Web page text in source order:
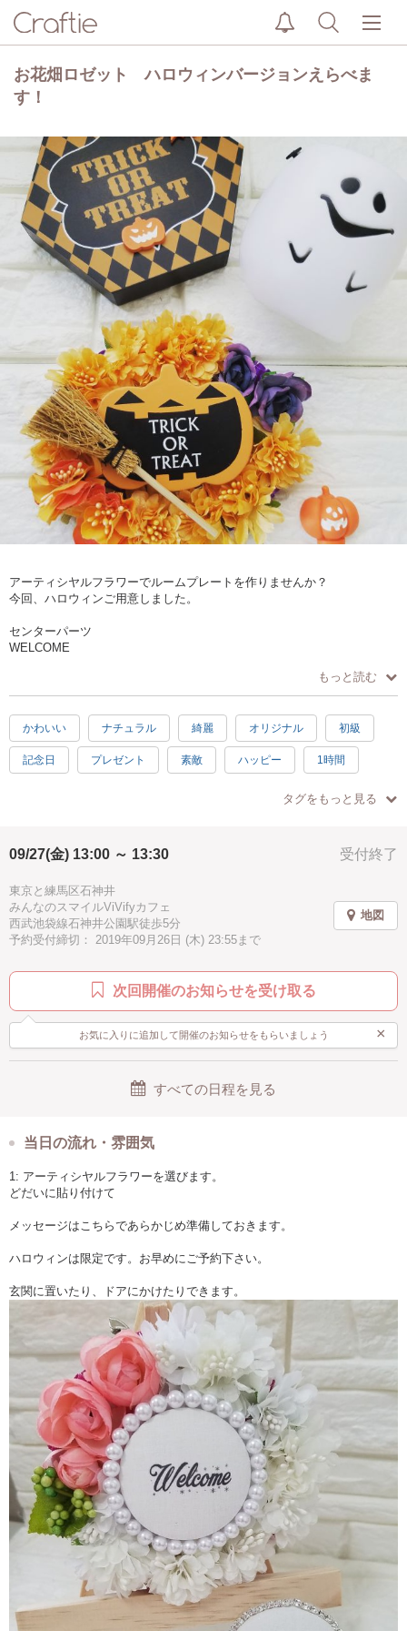
お花畑ロゼット ハロウィンバージョンえらべま
す！
アーティシヤルフラワーでルームプレートを作りませんか？
今回、ハロウィンご用意しました。
センターパーツ
WELCOME
ご用意します。
もっと読む
かわいい ナチュラル 綺麗 オリジナル 初級
記念日 プレゼント 素敵 ハッピー 1時間
30分 リース
タグをもっと見る
受付終了
09/27(金) 13:00 ～ 13:30
東京と練馬区石神井
みんなのスマイルViVifyカフェ
西武池袋線石神井公園駅徒歩5分
予約受付締切： 2019年09月26日 (木) 23:55まで
地図
次回開催のお知らせを受け取る
お気に入りに追加して開催のお知らせをもらいましょう ×
すべての日程を見る
当日の流れ・雰囲気
1: アーティシヤルフラワーを選びます。
どだいに貼り付けて
メッセージはこちらであらかじめ準備しておきます。
ハロウィンは限定です。お早めにご予約下さい。
玄関に置いたり、ドアにかけたりできます。